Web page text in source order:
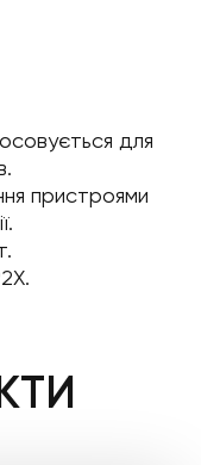
для
пристроями